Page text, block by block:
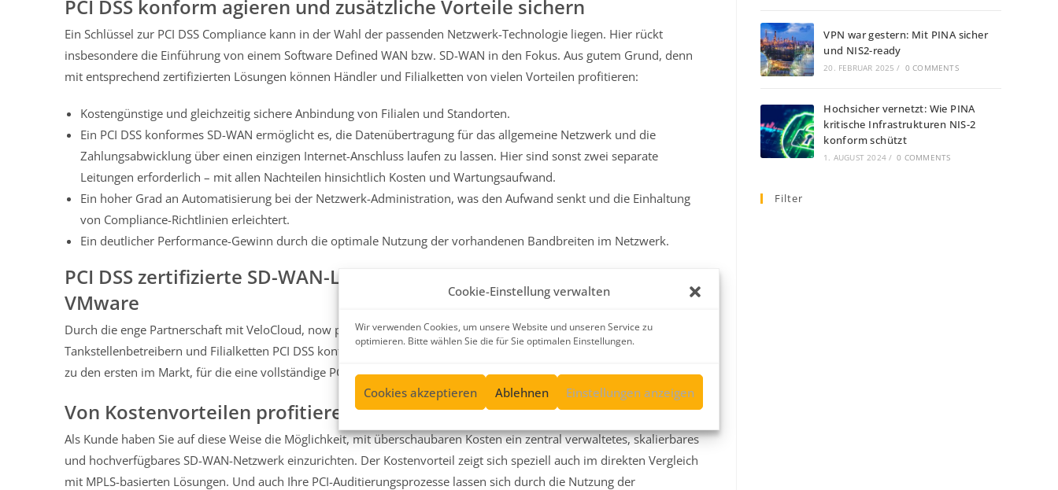
Cookie-Einstellung verwalten
Wir verwenden Cookies, um unsere Website und unseren Service zu
optimieren. Bitte wählen Sie die für Sie optimalen Einstellungen.
Cookies akzeptieren Ablehnen Einstellungen anzeigen
PCI DSS konform agieren und zusätzliche Vorteile sichern
Ein Schlüssel zur PCI DSS Compliance kann in der Wahl der passenden Netzwerk-Technologie liegen. Hier rückt
insbesondere die Einführung von einem Software Defined WAN bzw. SD-WAN in den Fokus. Aus gutem Grund, denn
mit entsprechend zertifizierten Lösungen können Händler und Filialketten von vielen Vorteilen profitieren:
Kostengünstige und gleichzeitig sichere Anbindung von Filialen und Standorten.
Ein PCI DSS konformes SD-WAN ermöglicht es, die Datenübertragung für das allgemeine Netzwerk und die
Zahlungsabwicklung über einen einzigen Internet-Anschluss laufen zu lassen. Hier sind sonst zwei separate
Leitungen erforderlich – mit allen Nachteilen hinsichtlich Kosten und Wartungsaufwand.
Ein hoher Grad an Automatisierung bei der Netzwerk-Administration, was den Aufwand senkt und die Einhaltung
von Compliance-Richtlinien erleichtert.
Ein deutlicher Performance-Gewinn durch die optimale Nutzung der vorhandenen Bandbreiten im Netzwerk.
PCI DSS zertifizierte SD-WAN-Lösung von VeloCloud, now part of
VMware
Durch die enge Partnerschaft mit VeloCloud, now part of VMware sind wir in der Lage, Händlern,
Tankstellenbetreibern und Filialketten PCI DSS konforme SD-WAN-Lösungen anbieten zu können. Die Produkte zählen
zu den ersten im Markt, für die eine vollständige PCI-Zertifizierung erzielt werden konnte.
Von Kostenvorteilen profitieren
Als Kunde haben Sie auf diese Weise die Möglichkeit, mit überschaubaren Kosten ein zentral verwaltetes, skalierbares
und hochverfügbares SD-WAN-Netzwerk einzurichten. Der Kostenvorteil zeigt sich speziell auch im direkten Vergleich
mit MPLS-basierten Lösungen. Und auch Ihre PCI-Auditierungsprozesse lassen sich durch die Nutzung der
VPN war gestern: Mit PINA sicher
und NIS2-ready
20. FEBRUAR 2025 / 0 COMMENTS
Hochsicher vernetzt: Wie PINA
kritische Infrastrukturen NIS-2
konform schützt
1. AUGUST 2024 / 0 COMMENTS
Filter